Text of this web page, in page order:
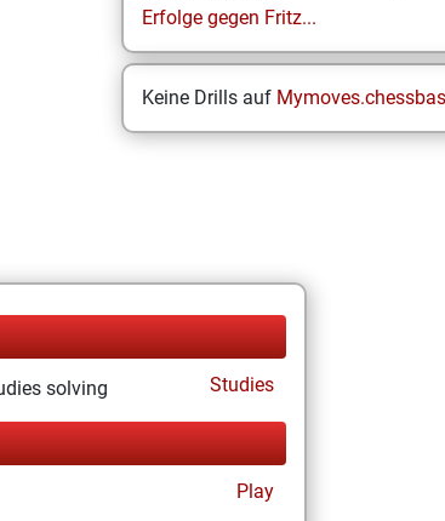
Erfolge gegen Fritz...
Keine Drills auf
solving Studies
Play